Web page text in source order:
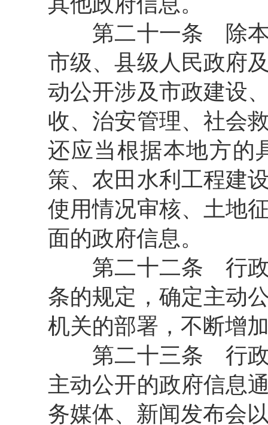
第二十一条 除本
市级、县级人民政府
动公开涉及市政建设
收、治安管理、社会
还应当根据本地方的
策、农田水利工程建
使用情况审核、土地
面的政府信息。
第二十二条 行政
条的规定，确定主动
机关的部署，不断增
第二十三条 行政
主动公开的政府信息
务媒体、新闻发布会